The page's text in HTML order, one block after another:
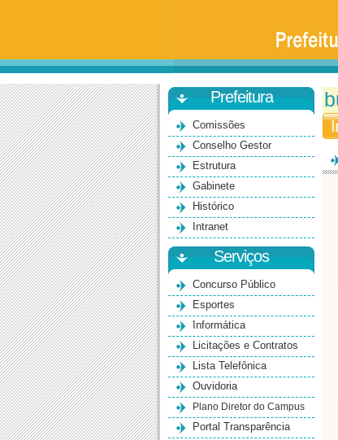
São
Paulo
-
Bauru Prefeitura
Comissões
Conselho Gestor
Estrutura
Gabinete
Histórico
Intranet
Serviços
Concurso Público
Esportes
Informática
Licitações e Contratos
Lista Telefônica
Ouvidoria
Plano Diretor do Campus
Portal Transparência